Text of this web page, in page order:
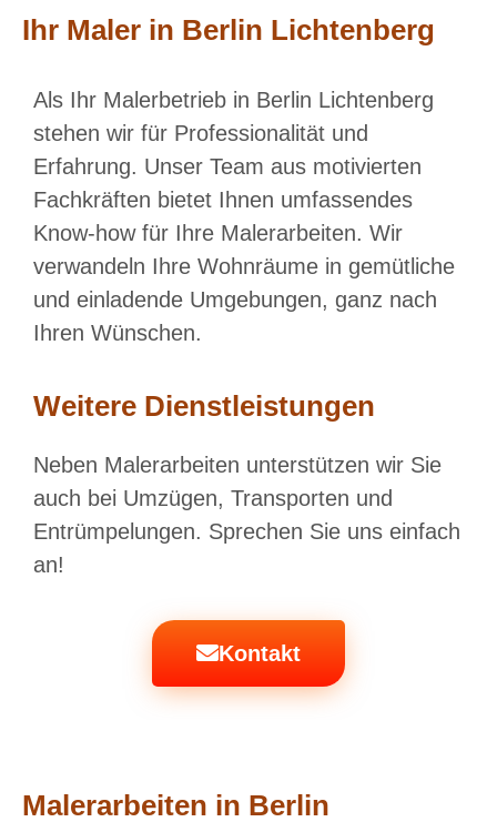
Ihr Maler in Berlin Lichtenberg
Als Ihr Malerbetrieb in Berlin Lichtenberg
stehen wir für Professionalität und
Erfahrung. Unser Team aus motivierten
Fachkräften bietet Ihnen umfassendes
Know-how für Ihre Malerarbeiten. Wir
verwandeln Ihre Wohnräume in gemütliche
und einladende Umgebungen, ganz nach
Ihren Wünschen.
Weitere Dienstleistungen
Neben Malerarbeiten unterstützen wir Sie
auch bei Umzügen, Transporten und
Entrümpelungen. Sprechen Sie uns einfach
an!
Kontakt
Malerarbeiten in Berlin